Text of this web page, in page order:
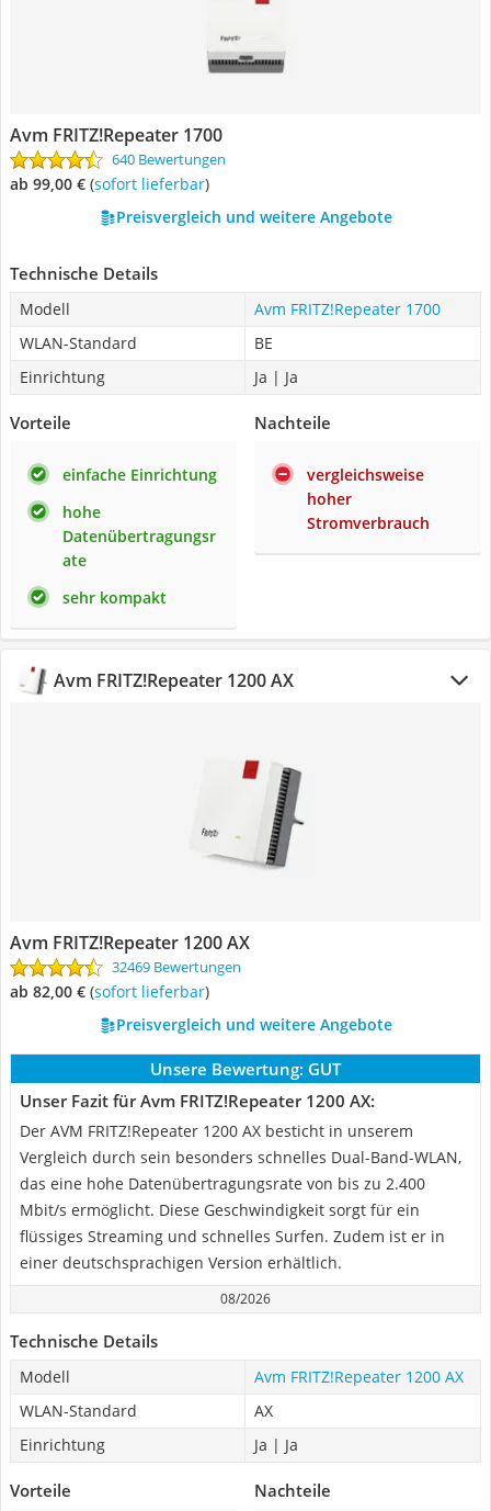
Avm FRITZ!Repeater 1700
640 Bewertungen
ab 99,00 € ( Sofort lieferbar)
Preisvergleich und weitere Angebote
Technische Details
Modell
Avm FRITZ!Repeater 1700
WLAN-Standard
BE
Einrichtung
Ja | Ja
Vorteile
einfache Einrichtung
hohe
Datenübertragungsr
ate
sehr kompakt
Nachteile
vergleichsweise
hoher
Stromverbrauch
Avm FRITZ!Repeater 1200 AX
Avm FRITZ!Repeater 1200 AX
32469 Bewertungen
ab 82,00 € ( Sofort lieferbar)
Preisvergleich und weitere Angebote
Unsere Bewertung: GUT
Unser Fazit für Avm FRITZ!Repeater 1200 AX:
Der AVM FRITZ!Repeater 1200 AX besticht in unserem
Vergleich durch sein besonders schnelles Dual-Band-WLAN,
das eine hohe Datenübertragungsrate von bis zu 2.400
Mbit/s ermöglicht. Diese Geschwindigkeit sorgt für ein
flüssiges Streaming und schnelles Surfen. Zudem ist er in
einer deutschsprachigen Version erhältlich.
08/2026
Technische Details
Modell
Avm FRITZ!Repeater 1200 AX
WLAN-Standard
AX
Einrichtung
Ja | Ja
Vorteile Nachteile